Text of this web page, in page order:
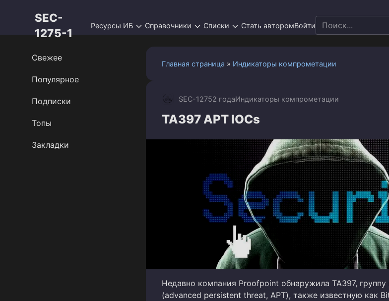
SEC-
1275-1
Ресурсы ИБ Справочники Списки Стать авторомВойти
Search
for:
Главная страница » Индикаторы компрометации
SEC-12752 годаИндикаторы компрометации
TA397 APT IOCs
Недавно компания Proofpoint обнаружила TA397, группу
(advanced persistent threat, APT), также известную как
Свежее
Популярное
Подписки
Топы
Закладки